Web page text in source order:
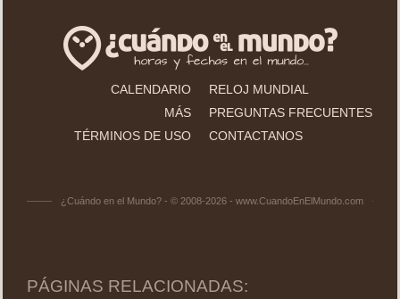
CALENDARIO
RELOJ MUNDIAL
MÁS
PREGUNTAS FRECUENTES
TÉRMINOS DE USO
CONTACTANOS
¿Cuándo en el Mundo? - © 2008-2026 - www.CuandoEnElMundo.com
PÁGINAS RELACIONADAS: